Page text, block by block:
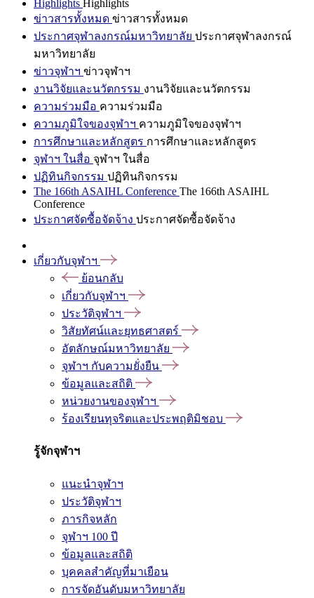
Highlights Highlights
ข่าวสารทั้งหมด ข่าวสารทั้งหมด
ประกาศจุฬาลงกรณ์มหาวิทยาลัย ประกาศจุฬาลงกรณ์
มหาวิทยาลัย
ข่าวจุฬาฯ ข่าวจุฬาฯ
งานวิจัยและนวัตกรรม งานวิจัยและนวัตกรรม
ความร่วมมือ ความร่วมมือ
ความภูมิใจของจุฬาฯ ความภูมิใจของจุฬาฯ
การศึกษาและหลักสูตร การศึกษาและหลักสูตร
จุฬาฯ ในสื่อ จุฬาฯ ในสื่อ
ปฏิทินกิจกรรม ปฏิทินกิจกรรม
The 166th ASAIHL Conference The 166th ASAIHL
Conference
ประกาศจัดซื้อจัดจ้าง ประกาศจัดซื้อจัดจ้าง
เกี่ยวกับจุฬาฯ
ย้อนกลับ
เกี่ยวกับจุฬาฯ
ประวัติจุฬาฯ
วิสัยทัศน์และยุทธศาสตร์
อัตลักษณ์มหาวิทยาลัย
จุฬาฯ กับความยั่งยืน
ข้อมูลและสถิติ
หน่วยงานของจุฬาฯ
ร้องเรียนทุจริตและประพฤติมิชอบ
รู้จักจุฬาฯ
แนะนำจุฬาฯ
ประวัติจุฬาฯ
ภารกิจหลัก
จุฬาฯ 100 ปี
ข้อมูลและสถิติ
บุคคลสำคัญที่มาเยือน
การจัดอันดับมหาวิทยาลัย